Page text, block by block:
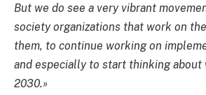
But we do see a very vibrant
society organizations that work on
them, to continue working on
and especially to start thinking about
2030.»